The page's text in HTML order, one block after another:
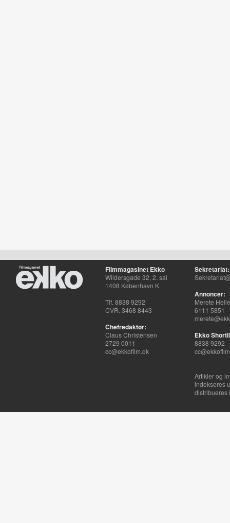
Filmmagasinet Ekko
Wildersgade 32, 2. sal
1408 København K
Tlf. 8838 9292
CVR. 3468 8443
Chefredaktør:
Claus Christensen
2729 0011
cc@ekkofilm.dk
Sekretariat:
Annoncer:
Merete
6111 5851
Ekko
8838 9292
Artikler og
indekseres
distribueres